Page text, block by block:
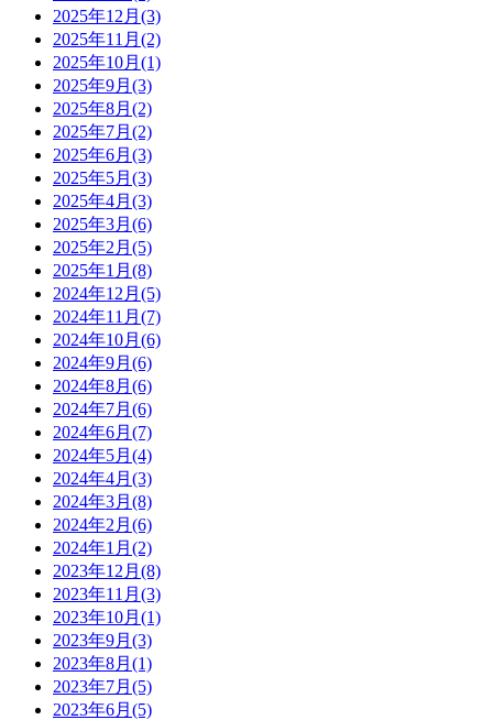
2025年12月(3)
2025年11月(2)
2025年10月(1)
2025年9月(3)
2025年8月(2)
2025年7月(2)
2025年6月(3)
2025年5月(3)
2025年4月(3)
2025年3月(6)
2025年2月(5)
2025年1月(8)
2024年12月(5)
2024年11月(7)
2024年10月(6)
2024年9月(6)
2024年8月(6)
2024年7月(6)
2024年6月(7)
2024年5月(4)
2024年4月(3)
2024年3月(8)
2024年2月(6)
2024年1月(2)
2023年12月(8)
2023年11月(3)
2023年10月(1)
2023年9月(3)
2023年8月(1)
2023年7月(5)
2023年6月(5)